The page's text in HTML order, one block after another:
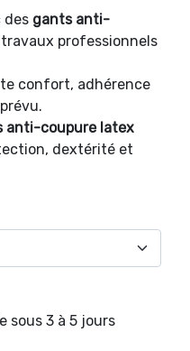
des gants anti-
professionnels
confort, adhérence
anti-coupure latex
dextérité et
sous 3 à 5 jours